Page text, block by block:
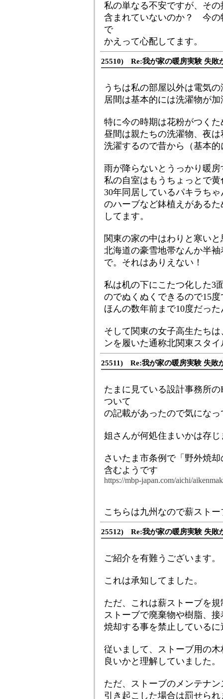
私の単なる不安ですが、そ
含まれていないのか？ 今の
で
かえって心配してます。
25510) Re:我が家の暖房実験 失敗
うちは私の部屋以外は電気
居間は基本的には洗濯物が
特に今の時期は花粉がつく
昼間は親たちの洗濯物、夜
洗濯するので昔から（基本
雨が降らないとうっかり暖
私の自室はもうちょっとで
30年同居しているパキラち
のハーブなど鉢植えがある
してます。
関東の家の中はわりと寒い
北海道の豪雪地帯なんか半
で。それはありえない！
私は机の下にこたつ化した3
のでぬくぬくできるので15
ほんの数年前まで10度だっ
そして関東の女子高生たち
ンを履いた通称北関東スタ
25511) Re:我が家の暖房実験 失敗
たまに見ている設計事務所
ついて
の記載があったので気にな
姐さんが何処住まいかは存
さいたま市条例で「野外焼
含むようです
https://mbp-japan.com/aichi/
こちらは九州なので薪スト
25512) Re:我が家の暖房実験 失敗
ご紹介を有難うございます。
これは承知してました。
ただ、これは薪ストーブを
ストーブで廃棄物や樹脂、
焼却する事を禁止している
従いまして、ストーブ用の
良いかと理解していました。
ただ、ストーブのメンテナ
引き起こした場合は罰せられ